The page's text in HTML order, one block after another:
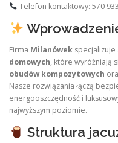
Telefon kontaktowy: 570
Firma Milanówek
domowych, które wyróżniają
obudów kompozytowych
Nasze rozwiązania łączą
energooszczędność i
najwyższym poziomie.
Struktura